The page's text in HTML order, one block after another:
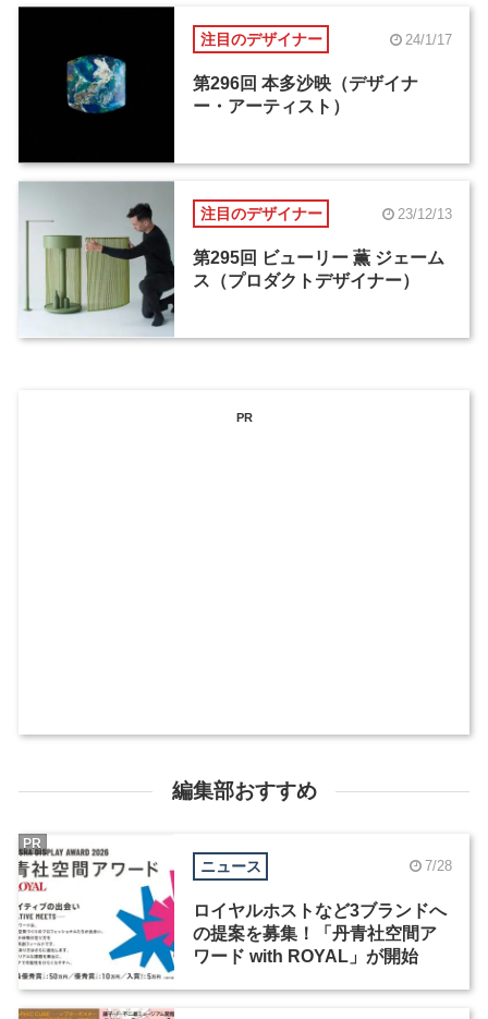
注目のデザイナー 24/1/17
第296回 本多沙映（デザイナ
ー・アーティスト）
注目のデザイナー 23/12/13
第295回 ビューリー 薫 ジェーム
ス（プロダクトデザイナー）
PR
編集部おすすめ
ニュース 7/28
ロイヤルホストなど3ブランドへ
の提案を募集！「丹青社空間ア
ワード with ROYAL」が開始
PR